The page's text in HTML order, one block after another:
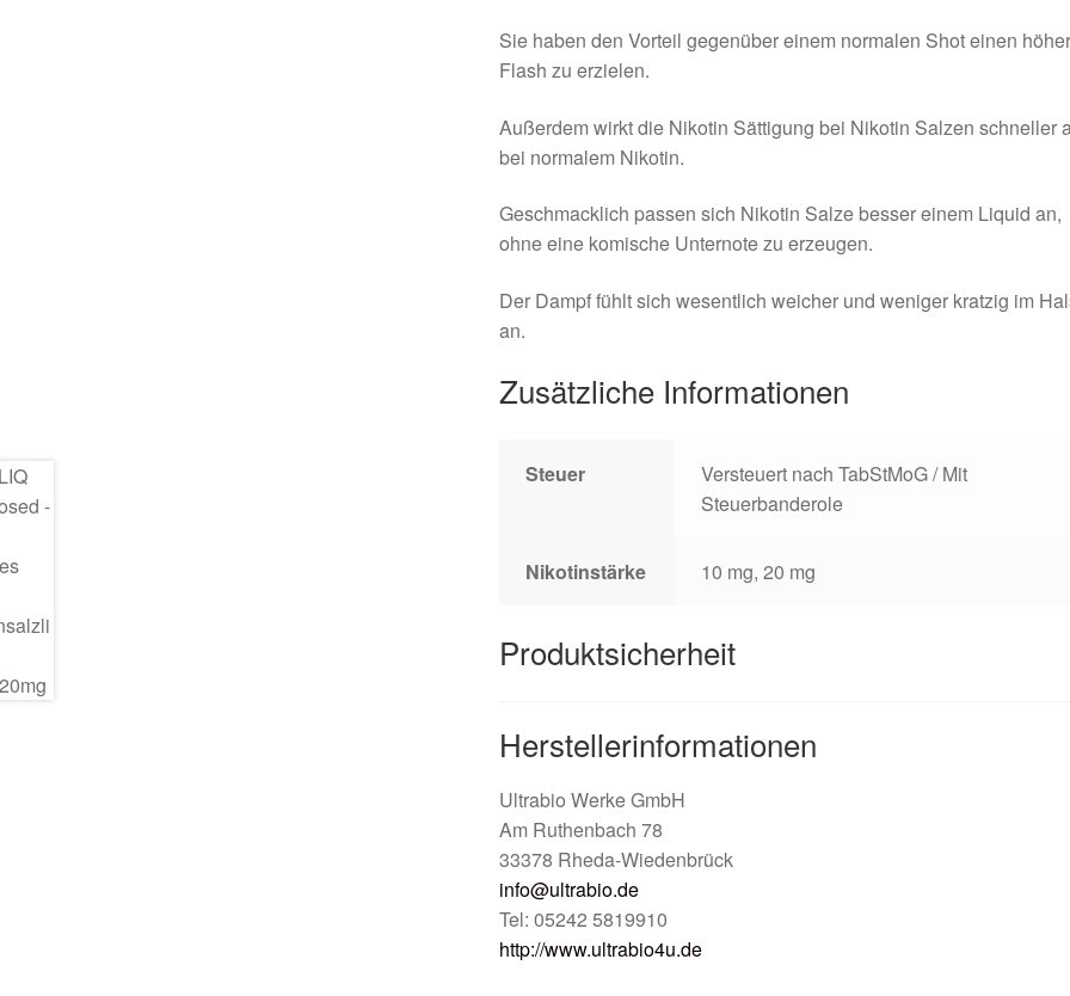
Sie haben den Vorteil gegenüber einem normalen Shot einen
Flash zu erzielen.
Außerdem wirkt die Nikotin Sättigung bei Nikotin Salzen schneller
bei normalem Nikotin.
Geschmacklich passen sich Nikotin Salze besser einem Liquid an,
ohne eine komische Unternote zu erzeugen.
Der Dampf fühlt sich wesentlich weicher und weniger kratzig im
an.
Zusätzliche Informationen
Steuer
Versteuert nach TabStMoG / Mit
Steuerbanderole
Nikotinstärke 10 mg, 20 mg
Produktsicherheit
Herstellerinformationen
Ultrabio Werke GmbH
Am Ruthenbach 78
33378 Rheda-Wiedenbrück
info@ultrabio.de
Tel: 05242 5819910
http://www.ultrabio4u.de